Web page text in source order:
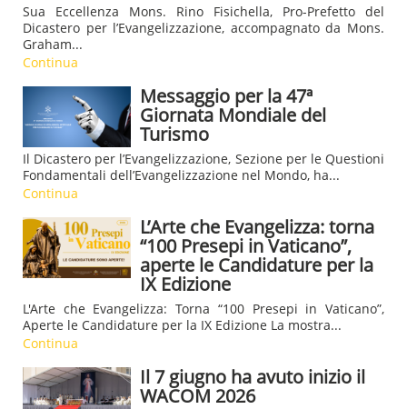
Sua Eccellenza Mons. Rino Fisichella, Pro-Prefetto del
Dicastero per l’Evangelizzazione, accompagnato da Mons.
Graham...
Continua
Messaggio per la 47ª
Giornata Mondiale del
Turismo
Il Dicastero per l’Evangelizzazione, Sezione per le Questioni
Fondamentali dell’Evangelizzazione nel Mondo, ha...
Continua
L’Arte che Evangelizza: torna
“100 Presepi in Vaticano”,
aperte le Candidature per la
IX Edizione
L'Arte che Evangelizza: Torna “100 Presepi in Vaticano”,
Aperte le Candidature per la IX Edizione La mostra...
Continua
Il 7 giugno ha avuto inizio il
WACOM 2026